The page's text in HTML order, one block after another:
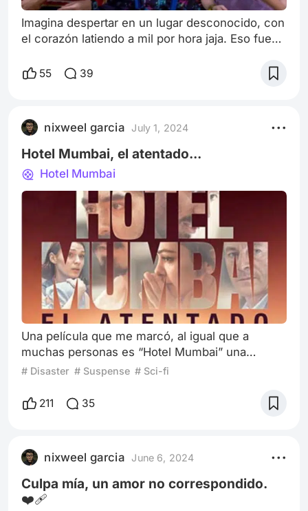
Imagina despertar en un lugar desconocido, con
el corazón latiendo a mil por hora jaja. Eso fue
lugar de mi habitación, me encontré bajo la
transportado directamente al universo de
"Stranger Things". Un escalofrío recorrió mi
espalda mientras me preguntaba, "¿D
55 39
nixweel garcia July 1, 2024
Hotel Mumbai, el atentado...
Hotel Mumbai
Una película que me marcó, al igual que a
muchas personas es “Hotel Mumbai” una
emotiva película basada en la brutal y
que ocurrió en el hotel Taj Mahal Palace en
supervivencia y heroísmo quese centra en los
invitados y el personal del hotel que intentan
sobrevivir a la
# Disaster # Suspense # Sci-fi
211 35
nixweel garcia June 6, 2024
Culpa mía, un amor no correspondido.
❤️‍🩹